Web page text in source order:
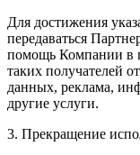
Для достижения
передаваться
помощь Компании в
таких получателей
данных, реклама,
другие услуги.
3. Прекращение